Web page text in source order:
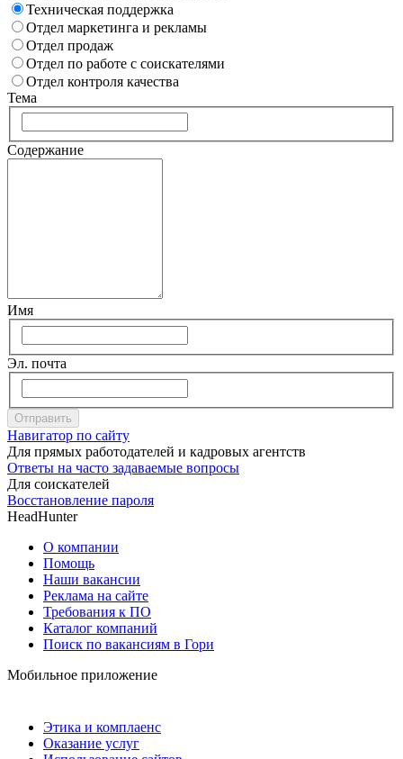
Техническая поддержка
Отдел маркетинга и рекламы
Отдел продаж
Отдел по работе с соискателями
Отдел контроля качества
Тема
Содержание
Имя
Эл. почта
Отправить
Навигатор по сайту
Для прямых работодателей и кадровых агентств
Ответы на часто задаваемые вопросы
Для соискателей
Восстановление пароля
HeadHunter
О компании
Помощь
Наши вакансии
Реклама на сайте
Требования к ПО
Каталог компаний
Поиск по вакансиям в Гори
Мобильное приложение
Этика и комплаенс
Оказание услуг